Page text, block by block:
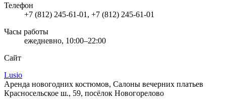
Телефон
+7 (812) 245-61-01, +7 (812) 245-61-01
Часы работы
ежедневно, 10:00–22:00
Сайт
Lusio
Аренда новогодних костюмов, Салоны вечерних платьев
Красносельское ш., 59, посёлок Новогорелово